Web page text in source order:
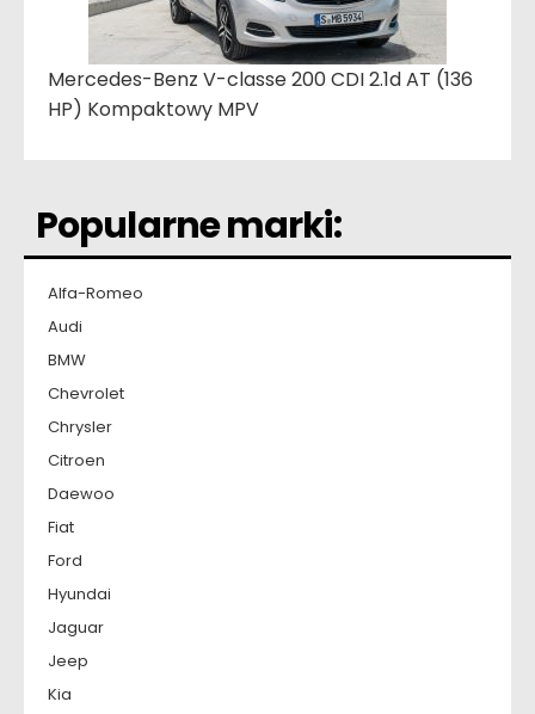
Mercedes-Benz V-classe 200 CDI 2.1d AT (136
HP) Kompaktowy MPV
Popularne marki:
Alfa-Romeo
Audi
BMW
Chevrolet
Chrysler
Citroen
Daewoo
Fiat
Ford
Hyundai
Jaguar
Jeep
Kia